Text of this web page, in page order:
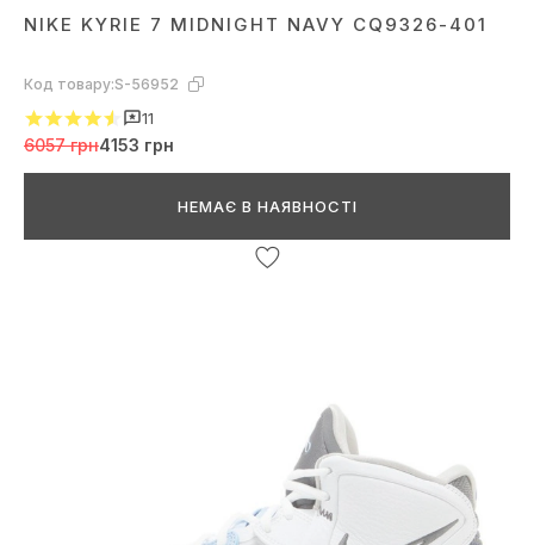
NIKE KYRIE 7 MIDNIGHT NAVY CQ9326-401
Код товару:S-56952
11
6057 грн4153 грн
НЕМАЄ В НАЯВНОСТІ